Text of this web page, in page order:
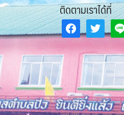
ติดตามเราได้ที่
facebooktwitter line